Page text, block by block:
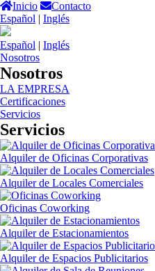
Inicio
Contacto
Español | Inglés
Español | Inglés
Nosotros
Nosotros
LA EMPRESA
Certificaciones
Servicios
Servicios
Alquiler de Oficinas Corporativas
Alquiler de Locales Comerciales
Oficinas Coworking
Alquiler de Estacionamientos
Alquiler de Espacios Publicitarios